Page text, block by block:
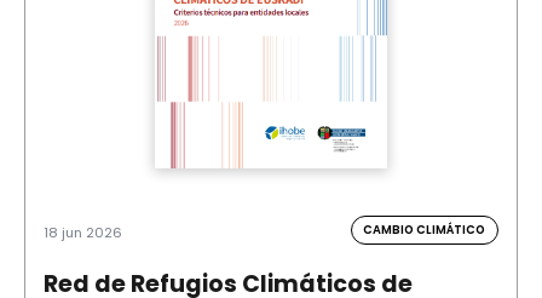
18 jun 2026 CAMBIO CLIMÁTICO
Red de Refugios Climáticos de